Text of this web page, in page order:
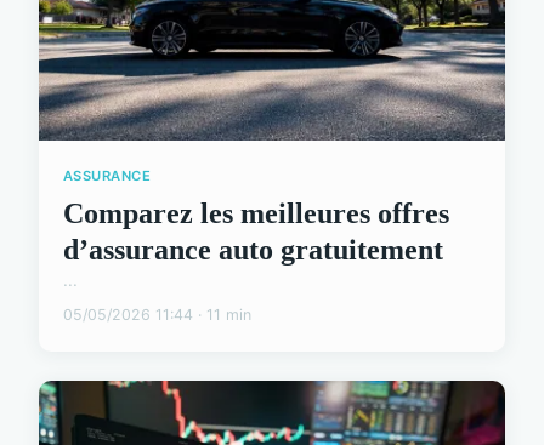
ASSURANCE
Comparez les meilleures offres
d’assurance auto gratuitement
...
05/05/2026 11:44 · 11 min